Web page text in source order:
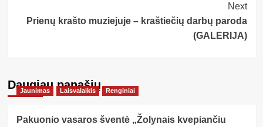
Next
Prienų krašto muziejuje – kraštiečių darbų paroda
(GALERIJA)
Daugiau panašių…
Jaunimas Laisvalaikis Renginiai
Pakuonio vasaros šventė „Žolynais kvepiančiu